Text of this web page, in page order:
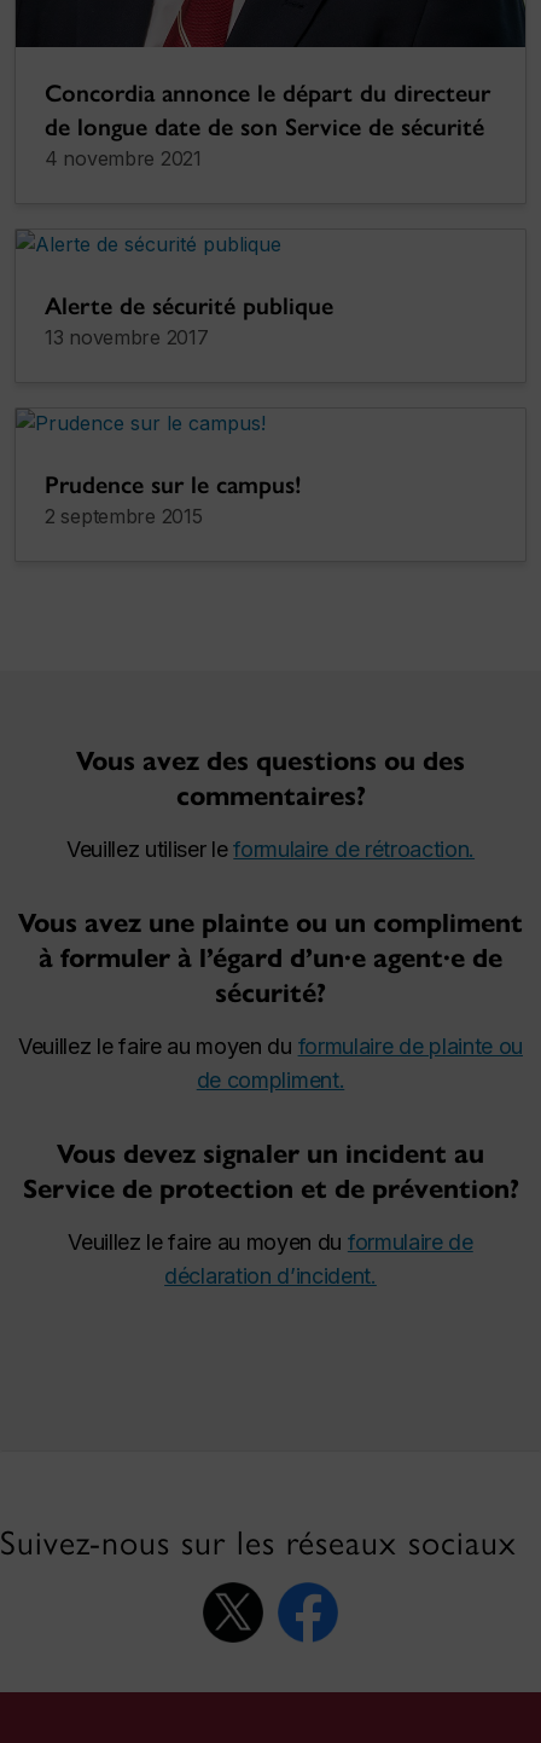
Concordia annonce le départ du directeur
de longue date de son Service de sécurité
4 novembre 2021
Alerte de sécurité publique
13 novembre 2017
Prudence sur le campus!
2 septembre 2015
Vous avez des questions ou des
commentaires?
Veuillez utiliser leformulaire de rétroaction.
Vous avez une plainte ou un compliment
à formuler à l’égard d’un·e agent·e de
sécurité?
Veuillez le faire au moyen du formulaire de plainte ou
de compliment.
Vous devez signaler un incident au
Service de protection et de prévention?
Veuillez le faire au moyen du formulaire de
déclaration d’incident.
Suivez-nous sur les réseaux sociaux